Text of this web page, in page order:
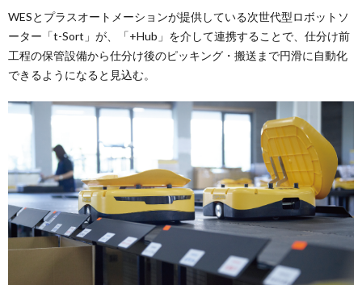
WESとプラスオートメーションが提供している次世代型ロボットソ
ーター「t-Sort」が、「+Hub」を介して連携することで、仕分け前
工程の保管設備から仕分け後のピッキング・搬送まで円滑に自動化
できるようになると見込む。